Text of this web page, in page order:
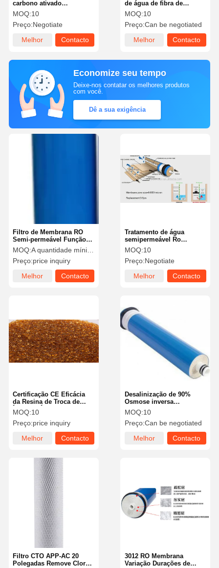
Início
carbono ativado
comprimidos de 10 ou 20
polegadas
MOQ:10
Preço:Negotiate
Melhor
Contacto
de água de fibra de
polipropileno efetivamente
remover sedimentos
MOQ:10
Preço:Can be negotiated
Melhor
Contacto
Economize seu tempo
Deixe-nos contatar os melhores produtos
com você.
Dê a sua exigência
Tratamento de água
semipermeável Ro
Membrana RO Membrana
de osmose reversa
MOQ:10
Preço:Negotiate
Melhor
Contacto
Filtro de Membrana RO
Semi-permeável Função
de Separação Eficiente
Dessalinização da Água
do Mar
MOQ:A quantidade mínima de pedido é de 10 peças.
Preço:price inquiry
Melhor
Contacto
Desalinização de 90%
Osmose inversa
Membrana Eliminação de
odores Eliminação de
metais pesados
MOQ:10
Preço:Can be negotiated
Melhor
Contacto
Certificação CE Eficácia
da Resina de Troca de
Íons em Água Potable
Segura
MOQ:10
Preço:price inquiry
Melhor
Contacto
3012 RO Membrana
Variação Durações de
Filtro CTO APP-AC 20
Polegadas Remove Cloro